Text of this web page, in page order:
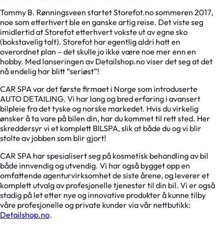
Tommy B. Rønningsveen startet Storefot.no sommeren 2017,
noe som etterhvert ble en ganske artig reise. Det viste seg
imidlertid at Storefot etterhvert vokste ut av egne sko
(bokstavelig talt). Storefot har egentlig aldri hatt en
overordnet plan – det skulle jo ikke være noe mer enn en
hobby. Med lanseringen av Detailshop.no viser det seg at det
nå endelig har blitt “seriøst”!
CAR SPA var det første firmaet i Norge som introduserte
AUTO DETAILING. Vi har lang og bred erfaring i avansert
bilpleie fra det tyske og norske markedet. Hvis du virkelig
ønsker å ta vare på bilen din, har du kommet til rett sted. Her
skreddersyr vi et komplett BILSPA, slik at både du og vi blir
stolte av jobben som blir gjort!
CAR SPA har spesialisert seg på kosmetisk behandling av bil
både innvendig og utvendig. Vi har også bygget opp en
omfattende agenturvirksomhet de siste årene, og leverer et
komplett utvalg av profesjonelle tjenester til din bil. Vi er også
stadig på let etter nye og innovative produkter å kunne tilby
våre profesjonelle og private kunder via vår nettbutikk:
Detailshop.no.